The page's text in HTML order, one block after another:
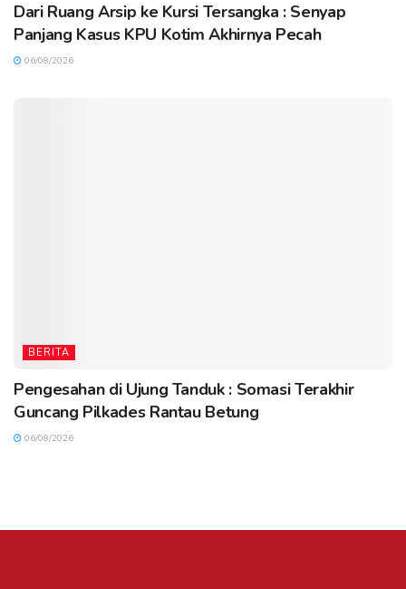
Dari Ruang Arsip ke Kursi Tersangka : Senyap
Panjang Kasus KPU Kotim Akhirnya Pecah
06/08/2026
BERITA
Pengesahan di Ujung Tanduk : Somasi Terakhir
Guncang Pilkades Rantau Betung
06/08/2026